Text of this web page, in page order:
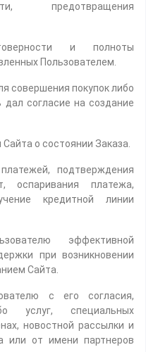
предотвращения
и полноты
Пользователем.
совершения покупок либо
дал согласие на создание
о состоянии Заказа.
подтверждения
оспаривания платежа,
кредитной линии
эффективной
при возникновении
Сайта.
с его согласия,
услуг, специальных
новостной рассылки и
или от имени партнеров